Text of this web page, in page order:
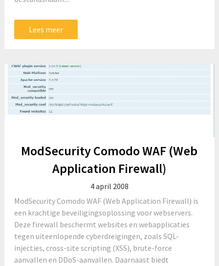
Lees meer
ModSecurity Comodo WAF (Web
Application Firewall)
4 april 2008
ModSecurity Comodo WAF (Web Application Firewall) is
een krachtige beveiligingsoplossing voor webservers.
Deze firewall beschermt websites en webapplicaties
tegen uiteenlopende cyberdreigingen, zoals SQL-
injecties, cross-site scripting (XSS), brute-force
aanvallen en DDoS-aanvallen. Daarnaast biedt